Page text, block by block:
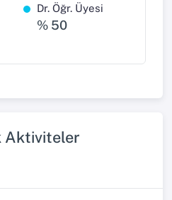
Dr. Öğr. Üyesi
% 50
Aktiviteler